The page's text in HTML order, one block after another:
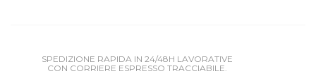
SPEDIZIONE RAPIDA IN 24/48H LAVORATIVE
CON CORRIERE ESPRESSO TRACCIABILE.